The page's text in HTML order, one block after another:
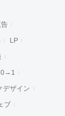
LP
0→1
デザイン
ブ